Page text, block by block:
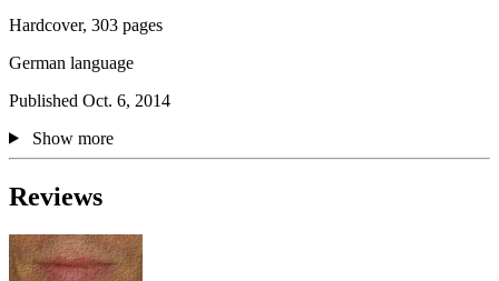
Hardcover, 303 pages
German language
Published Oct. 6, 2014
Show more
Reviews